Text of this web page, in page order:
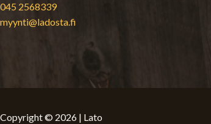
045 2568339
myynti@ladosta.fi
Copyright © 2026 | Lato